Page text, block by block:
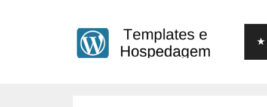
★